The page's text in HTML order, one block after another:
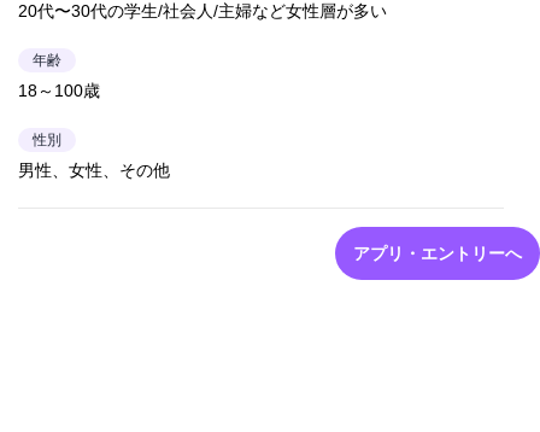
20代〜30代の学生/社会人/主婦など女性層が多い
年齢
18～100歳
性別
男性、女性、その他
アプリ・エントリーへ